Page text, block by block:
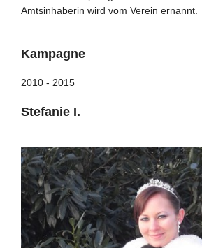
Amtsinhaberin wird vom Verein ernannt.
Kampagne
2010 - 2015
Stefanie I.